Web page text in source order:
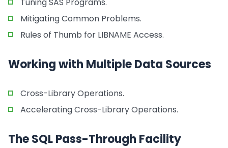
Mitigating Common Problems.
Rules of Thumb for LIBNAME Access.
Working with Multiple Data Sources
Cross-Library Operations.
Accelerating Cross-Library Operations.
The SQL Pass-Through Facility